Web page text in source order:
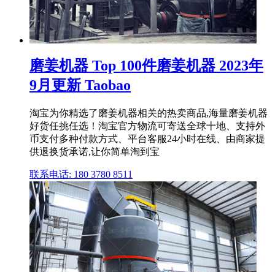
磨姜机器 Top 100件磨姜机器 2023年
9月更新 Taobao
淘宝为你精选了磨姜机器相关的热卖商品,海量磨姜机器
好货任挑任选！淘宝官方物流可寄送全球十地、支持外
币支付多种付款方式、平台客服24小时在线、由商家提
供退换货承诺,让你简单淘到宝
联系电话: 180 3780 8511